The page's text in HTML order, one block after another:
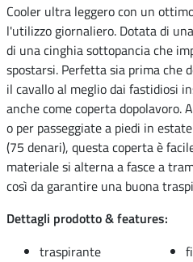
Cooler ultra leggero con un
l'utilizzo giornaliero. Dotata di
di una cinghia sottopancia che
spostarsi. Perfetta sia prima che
il cavallo al meglio dai fastidiosi
anche come coperta
o per passeggiate a piedi in
(75 denari), questa coperta è
materiale si alterna a fasce a
così da garantire una buona
Dettagli prodotto & features:
traspirante